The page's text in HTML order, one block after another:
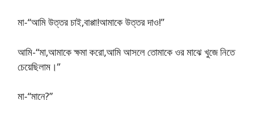
মা-“আমি উত্তর চাই,বাপ্পা!আমাকে উত্তর দাও!”
আমি-“মা,আমাকে ক্ষমা করো,আমি আসলে তোমাকে ওর মাঝে খুজে নিতে
চেয়েছিলাম।”
মা-“মানে?”